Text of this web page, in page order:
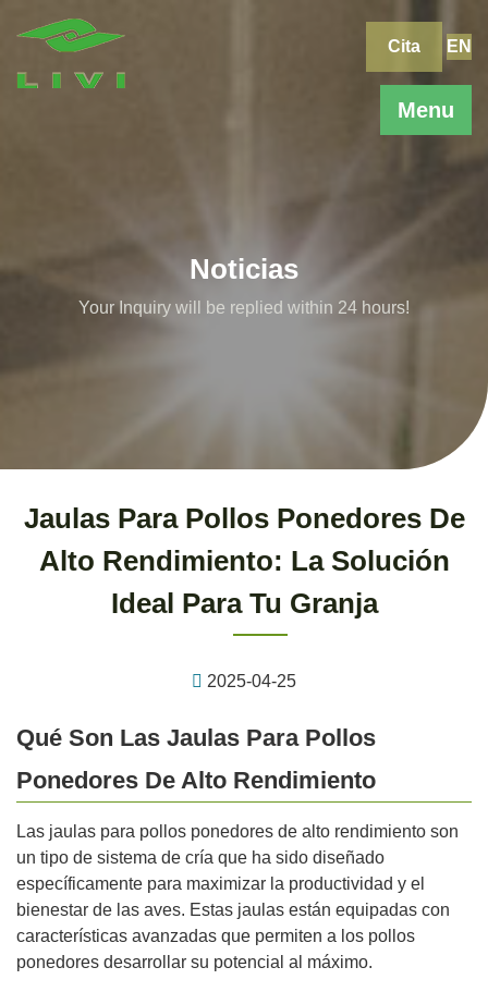
Menu
Cita EN
Noticias
Your Inquiry will be replied within 24 hours!
Jaulas Para Pollos Ponedores De
Alto Rendimiento: La Solución
Ideal Para Tu Granja
2025-04-25
Qué Son Las Jaulas Para Pollos
Ponedores De Alto Rendimiento
Las jaulas para pollos ponedores de alto rendimiento son
un tipo de sistema de cría que ha sido diseñado
específicamente para maximizar la productividad y el
bienestar de las aves. Estas jaulas están equipadas con
características avanzadas que permiten a los pollos
ponedores desarrollar su potencial al máximo.